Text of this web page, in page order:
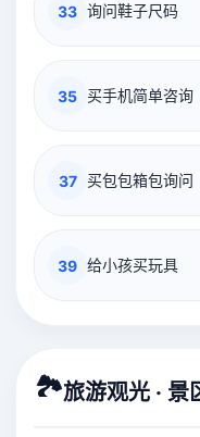
33 询问鞋子尺码
35 买手机简单咨询
37 买包包箱包询问
39 给小孩买玩具
🏞️旅游观光 ·